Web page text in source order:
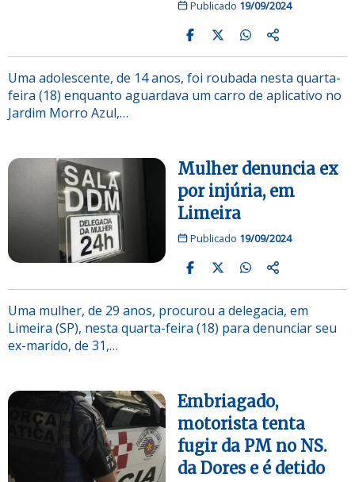
Publicado 19/09/2024
Uma adolescente, de 14 anos, foi roubada nesta quarta-
feira (18) enquanto aguardava um carro de aplicativo no
Jardim Morro Azul,…
Mulher denuncia ex
por injúria, em
Limeira
Publicado 19/09/2024
Uma mulher, de 29 anos, procurou a delegacia, em
Limeira (SP), nesta quarta-feira (18) para denunciar seu
ex-marido, de 31,…
Embriagado,
motorista tenta
fugir da PM no NS.
da Dores e é detido